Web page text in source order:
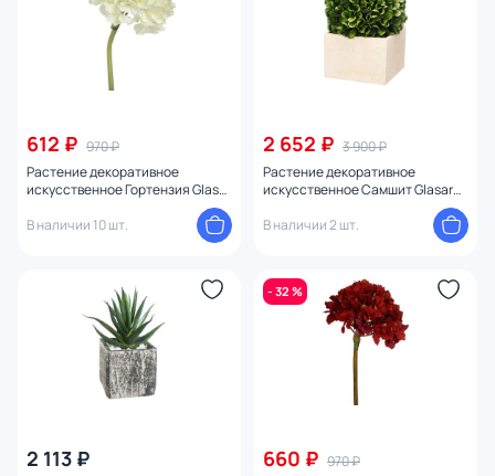
612 ₽ 970 ₽
Растение декоративное
искусственное Гортензия Glasar
В наличии 10 шт.
2 652 ₽ 3 900 ₽
Растение декоративное
искусственное Самшит Glasar
В наличии 2 шт.
2 113 ₽
- 32 %
660 ₽ 970 ₽